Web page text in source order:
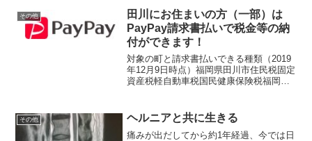
その他
田川にお住まいの方（一部）は
PayPay請求書払いで税金等の納
付ができます！
対象の町と請求書払いできる種類（2019
年12月9日時点）福岡県田川市住民税固定
資産税軽自動車税国民健康保険税福岡県
用料給食費後期高齢医療保険PayPayで支
払うとPa...
その他 ヘルニアと共に生きる
痛みが出だしてから約1年経過、今では日